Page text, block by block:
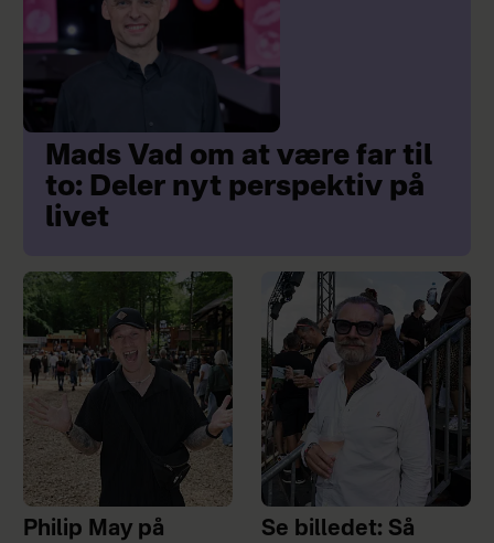
Mads Vad om at være far til
to: Deler nyt perspektiv på
livet
Philip May på
Se billedet: Så